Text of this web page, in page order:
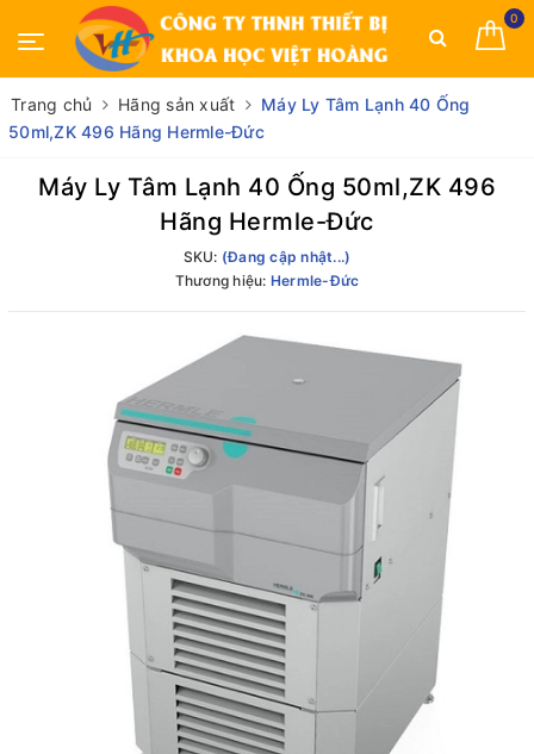
0
Trang chủ Hãng sản xuất
Máy Ly Tâm Lạnh 40 Ống
50ml,ZK 496 Hãng Hermle-Đức
Máy Ly Tâm Lạnh 40 Ống 50ml,ZK 496
Hãng Hermle-Đức
SKU: (Đang cập nhật...)
Thương hiệu: Hermle-Đức